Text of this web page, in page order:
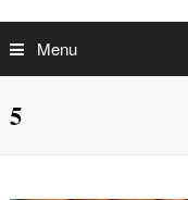
Menu
5